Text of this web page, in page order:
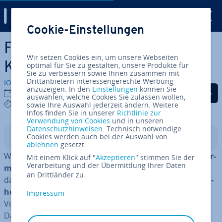
Zum Haupt­in­halt springen
Fahr­ten­buch-Vorlage:
Kostenlos als Excel-Datei
IONOS Redaktion
19.02.2019
4 mins
Auf Facebook teilen
Auf Twitter teilen
Auf LinkedIn
In­halts­ver­zeich­nis
Wenn Sie als Selbst­stän­di­ger oder An­ge­stell­ter einen
Fir­
men­wa­genfahren, geht das Finanzamt grund­sätz­lich
davon aus, dass Sie diesen auch
für private An­ge­le­gen­
hei­tennutzen. Den daraus ent­ste­hen­den geld­wer­ten
Vorteil müssen Sie in den meisten Fällen
Dazu stehen Ihnen zweierlei Optionen zur Verfügung:
Cookie-Einstellungen
Wir setzen Cookies ein, um unsere Webseiten
optimal für Sie zu gestalten, unsere Produkte für
Sie zu verbessern sowie Ihnen zusammen mit
Drittanbietern interessengerechte Werbung
anzuzeigen. In den Einstellungen können Sie
auswählen, welche Cookies Sie zulassen wollen,
sowie Ihre Auswahl jederzeit ändern. Weitere
Infos finden Sie in unserer Richtlinie zur
Verwendung von Cookies und in unseren
Datenschutzhinweisen. Technisch notwendige
Cookies werden auch bei der Auswahl von
ablehnen gesetzt.
Mit einem Klick auf "Akzeptieren" stimmen Sie der
Verarbeitung und der Übermittlung Ihrer Daten
an Drittländer zu.
Impressum